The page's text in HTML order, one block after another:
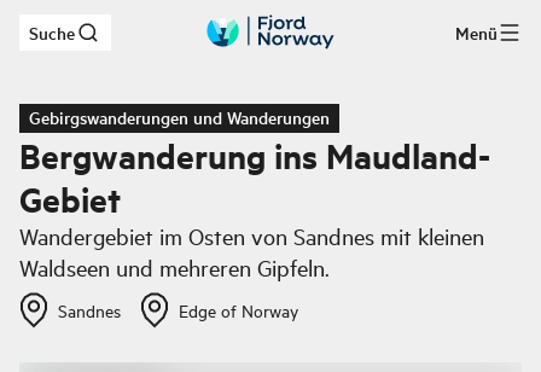
Zum Hauptinhalt
Suche Menü
Gebirgswanderungen und Wanderungen
Bergwanderung ins Maudland-
Gebiet
Wandergebiet im Osten von Sandnes mit kleinen
Waldseen und mehreren Gipfeln.
Sandnes Edge of Norway